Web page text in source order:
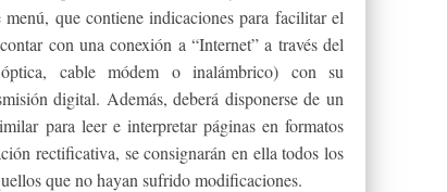
que contiene indicaciones para facilitar el
con una conexión a “Internet” a través del
cable módem o inalámbrico) con su
digital. Además, deberá disponerse de un
para leer e interpretar páginas en formatos
rectificativa, se consignarán en ella todos los
que no hayan sufrido modificaciones.